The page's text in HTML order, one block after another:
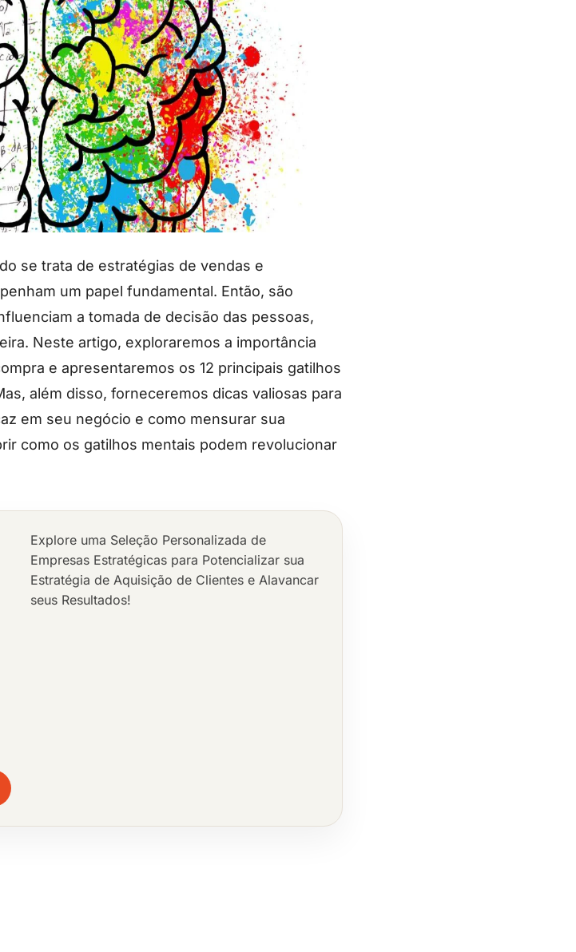
se trata de estratégias de vendas e
um papel fundamental. Então, são
a tomada de decisão das pessoas,
Neste artigo, exploraremos a importância
e apresentaremos os 12 principais gatilhos
além disso, forneceremos dicas valiosas para
em seu negócio e como mensurar sua
como os gatilhos mentais podem revolucionar
Explore uma Seleção Personalizada de
Empresas Estratégicas para Potencializar sua
Estratégia de Aquisição de Clientes e Alavancar
seus Resultados!